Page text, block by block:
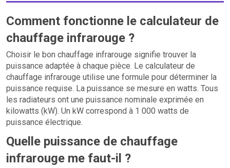
Comment fonctionne le calculateur de
chauffage infrarouge ?
Choisir le bon chauffage infrarouge signifie trouver la
puissance adaptée à chaque pièce. Le calculateur de
chauffage infrarouge utilise une formule pour déterminer la
puissance requise. La puissance se mesure en watts. Tous
les radiateurs ont une puissance nominale exprimée en
kilowatts (kW). Un kW correspond à 1 000 watts de
puissance électrique.
Quelle puissance de chauffage
infrarouge me faut-il ?